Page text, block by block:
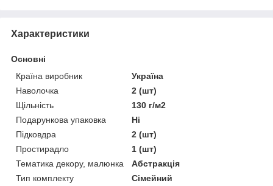
Характеристики
Основні
Країна виробник
Україна
Наволочка
2 (шт)
Щільність
130 г/м2
Подарункова упаковка
Ні
Підковдра
2 (шт)
Простирадло
1 (шт)
Тематика декору, малюнка
Абстракція
Тип комплекту
Сімейний